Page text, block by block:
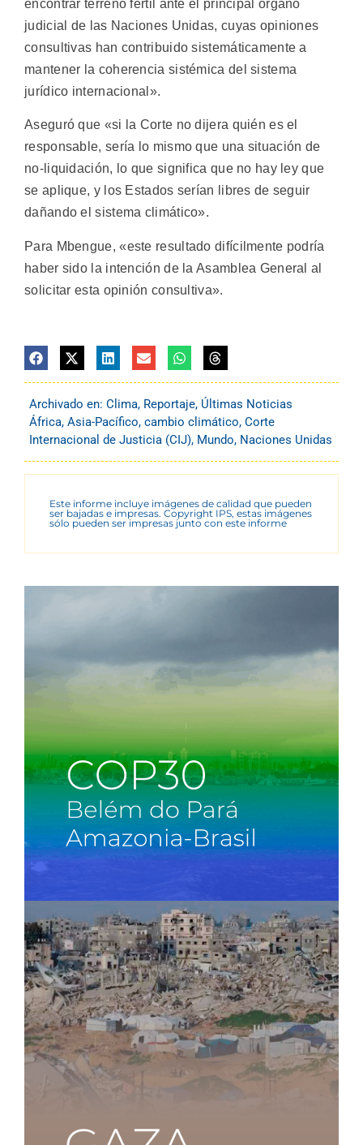
encontrar terreno fértil ante el principal órgano
judicial de las Naciones Unidas, cuyas opiniones
consultivas han contribuido sistemáticamente a
mantener la coherencia sistémica del sistema
jurídico internacional».
Aseguró que «si la Corte no dijera quién es el
responsable, sería lo mismo que una situación de
no-liquidación, lo que significa que no hay ley que
se aplique, y los Estados serían libres de seguir
dañando el sistema climático».
Para Mbengue, «este resultado difícilmente podría
haber sido la intención de la Asamblea General al
solicitar esta opinión consultiva».
Archivado en: Clima, Reportaje, Últimas Noticias
África, Asia-Pacífico, cambio climático, Corte
Internacional de Justicia (CIJ), Mundo, Naciones Unidas
Este informe incluye imágenes de calidad que pueden
ser bajadas e impresas. Copyright IPS, estas imágenes
sólo pueden ser impresas junto con este informe